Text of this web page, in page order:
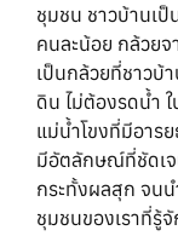
ชุมชน ชาวบ้านเป็
คนละน้อย กล้วยจ
เป็นกล้วยที่ชาวบ้
ดิน ไม่ต้องรดน้ำ
แม่น้ำโขงที่มีอาร
มีอัตลักษณ์ที่ชัดเจ
กระทั้งผลสุก จน
ชุมชนของเราที่รู้